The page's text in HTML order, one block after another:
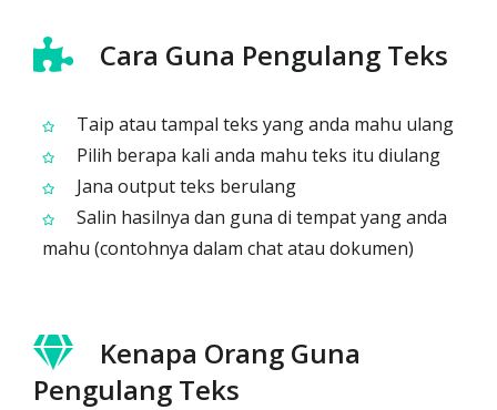
Cara Guna Pengulang Teks
Taip atau tampal teks yang anda mahu ulang
Pilih berapa kali anda mahu teks itu diulang
Jana output teks berulang
Salin hasilnya dan guna di tempat yang anda
mahu (contohnya dalam chat atau dokumen)
Kenapa Orang Guna
Pengulang Teks